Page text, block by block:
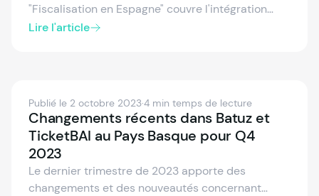
"Fiscalisation en Espagne" couvre l'intégration
transparente de SIGN ES pour les clients SIGN DE.
Lire l'article
Publié le 2 octobre 2023·4 min temps de lecture
Changements récents dans Batuz et
TicketBAI au Pays Basque pour Q4
2023
Le dernier trimestre de 2023 apporte des
changements et des nouveautés concernant